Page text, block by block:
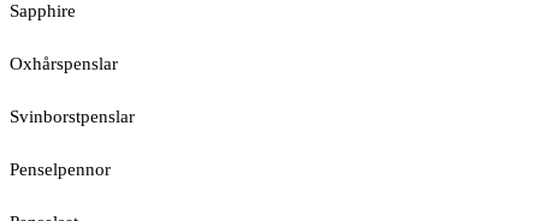
Sapphire
Oxhårspenslar
Svinborstpenslar
Penselpennor